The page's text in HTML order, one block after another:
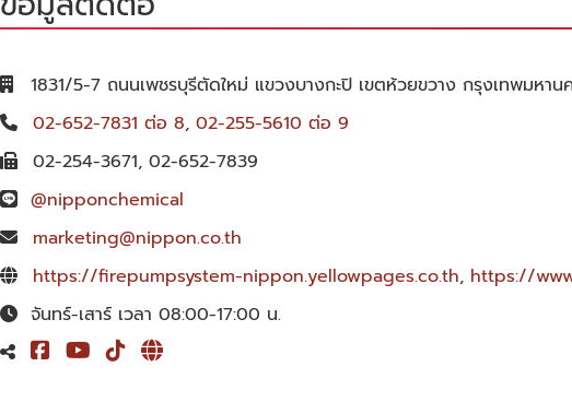
1831/5-7 ถนนเพชรบุรีตัดใหม่ แขวงบางกะปิ เขตห้วยขวาง กรุงเทพมหาน
02-652-7831 ต่อ 8, 02-255-5610 ต่อ 9
02-254-3671, 02-652-7839
@nipponchemical
marketing@nippon.co.th
https://firepumpsystem-nippon.yellowpages.co.th, https://
จันทร์-เสาร์ เวลา 08:00-17:00 น.